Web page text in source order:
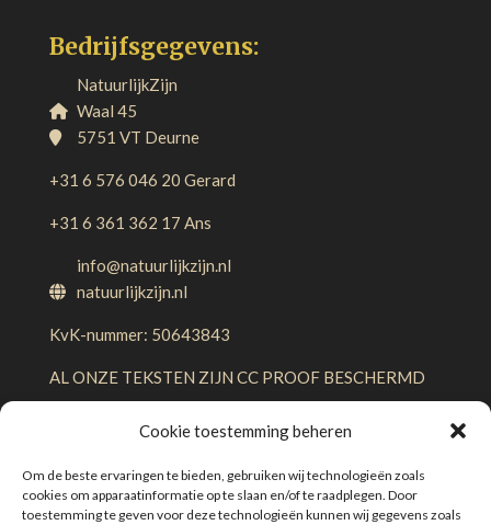
Cookie toestemming beheren
Om de beste ervaringen te bieden, gebruiken wij technologieën zoals
cookies om apparaatinformatie op te slaan en/of te raadplegen. Door
toestemming te geven voor deze technologieën kunnen wij gegevens zoals
Bedrijfsgegevens:
NatuurlijkZijn
Waal 45
5751 VT Deurne
+31 6 576 046 20 Gerard
+31 6 361 362 17 Ans
info@natuurlijkzijn.nl
natuurlijkzijn.nl
KvK-nummer: 50643843
AL ONZE TEKSTEN ZIJN CC PROOF BESCHERMD